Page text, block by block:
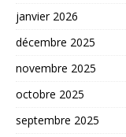
janvier 2026
décembre 2025
novembre 2025
octobre 2025
septembre 2025